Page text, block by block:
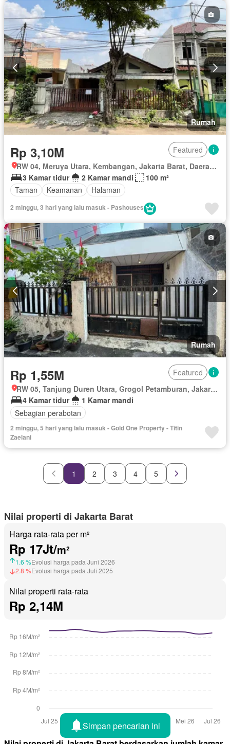
Rumah
Rp 3,10M
Featured
RW 04, Meruya Utara, Kembangan, Jakarta Barat, Daerah Khusus Ibukota Jakarta
3 Kamar tidur
2 Kamar mandi
100 m²
Taman
Keamanan Halaman
2 minggu, 3 hari yang lalu masuk - Pashouses
Rumah
Rp 1,55M
Featured
RW 05, Tanjung Duren Utara, Grogol Petamburan, Jakarta Barat, Daerah Khusus Ibukota Jakarta
4 Kamar tidur
1 Kamar mandi
Sebagian perabotan
2 minggu, 5 hari yang lalu masuk - Gold One Property - Titin
Zaelani
1 2 3 4 5
Nilai properti di Jakarta Barat
Harga rata-rata per m²
Rp 17Jt/m²
1.6 %Evolusi harga pada Juni 2026
2.8 %Evolusi harga pada Juli 2025
Nilai properti rata-rata
Rp 2,14M
Simpan pencarian ini